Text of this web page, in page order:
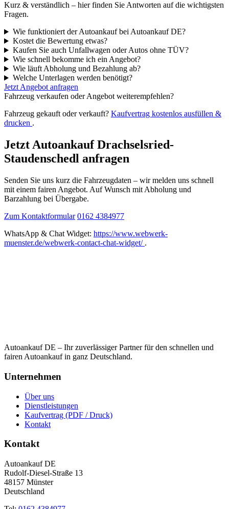
Kurz & verständlich – hier finden Sie Antworten auf die wichtigsten
Fragen.
Wie funktioniert der Autoankauf bei Autoankauf DE?
Kostet die Bewertung etwas?
Kaufen Sie auch Unfallwagen oder Autos ohne TÜV?
Wie schnell bekomme ich ein Angebot?
Wie läuft Abholung und Bezahlung ab?
Welche Unterlagen werden benötigt?
Jetzt Angebot anfragen
Fahrzeug verkaufen oder Angebot weiterempfehlen?
Fahrzeug gekauft oder verkauft? Kaufvertrag kostenlos ausfüllen &
drucken .
Jetzt Autoankauf Drachselsried-
Staudenschedl anfragen
Senden Sie uns kurz die Fahrzeugdaten – wir melden uns schnell
mit einem fairen Angebot. Auf Wunsch mit Abholung und
Barzahlung bei Übergabe.
Zum Kontaktformular 0162 4384977
WhatsApp & Chat Widget: https://www.webwerk-
muenster.de/webwerk-contact-chat-widget/ .
Autoankauf DE – Ihr zuverlässiger Partner für den schnellen und
fairen Autoankauf in ganz Deutschland.
Unternehmen
Über uns
Dienstleistungen
Kaufvertrag (PDF / Druck)
Kontakt
Kontakt
Autoankauf DE
Rudolf-Diesel-Straße 13
48157 Münster
Deutschland